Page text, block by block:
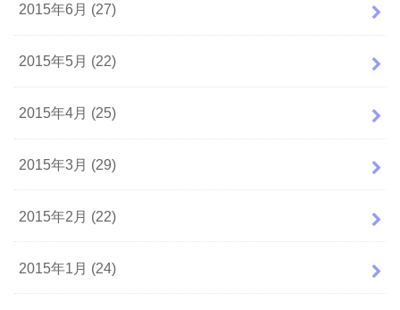
2015年6月 (27)
2015年5月 (22)
2015年4月 (25)
2015年3月 (29)
2015年2月 (22)
2015年1月 (24)